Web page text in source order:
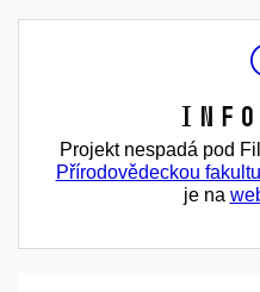
Projekt nespadá pod
Přírodovědeckou fakultu
je na